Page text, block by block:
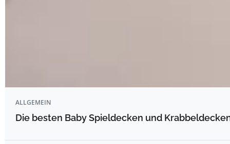
ALLGEMEIN
Die besten Baby Spieldecken und